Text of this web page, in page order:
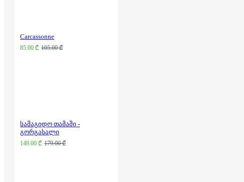
Carcassonne
85.00 ₾ 105.00 ₾
სამაგიდო თამაში -
გორგასალი
149.00 ₾ 179.00 ₾